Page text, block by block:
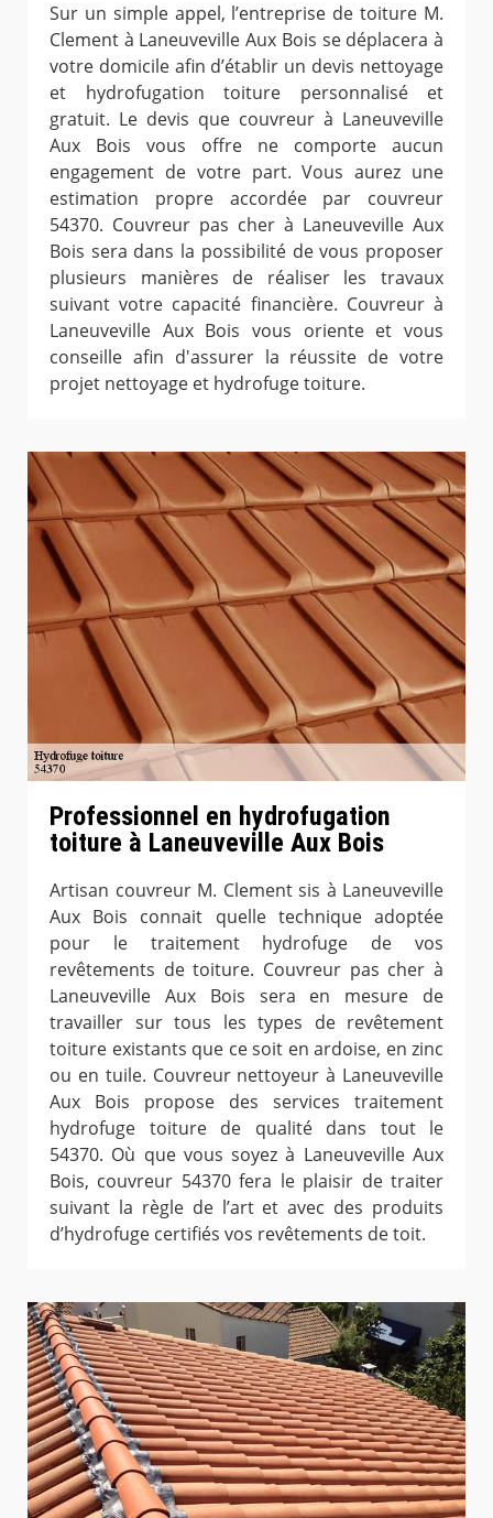
Sur un simple appel, l’entreprise de toiture M.
Clement à Laneuveville Aux Bois se déplacera à
votre domicile afin d’établir un devis nettoyage
et hydrofugation toiture personnalisé et
gratuit. Le devis que couvreur à Laneuveville
Aux Bois vous offre ne comporte aucun
engagement de votre part. Vous aurez une
estimation propre accordée par couvreur
54370. Couvreur pas cher à Laneuveville Aux
Bois sera dans la possibilité de vous proposer
plusieurs manières de réaliser les travaux
suivant votre capacité financière. Couvreur à
Laneuveville Aux Bois vous oriente et vous
conseille afin d'assurer la réussite de votre
projet nettoyage et hydrofuge toiture.
Professionnel en hydrofugation
toiture à Laneuveville Aux Bois
Artisan couvreur M. Clement sis à Laneuveville
Aux Bois connait quelle technique adoptée
pour le traitement hydrofuge de vos
revêtements de toiture. Couvreur pas cher à
Laneuveville Aux Bois sera en mesure de
travailler sur tous les types de revêtement
toiture existants que ce soit en ardoise, en zinc
ou en tuile. Couvreur nettoyeur à Laneuveville
Aux Bois propose des services traitement
hydrofuge toiture de qualité dans tout le
54370. Où que vous soyez à Laneuveville Aux
Bois, couvreur 54370 fera le plaisir de traiter
suivant la règle de l’art et avec des produits
d’hydrofuge certifiés vos revêtements de toit.